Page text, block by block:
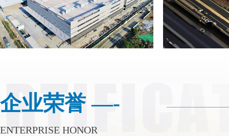
企业荣誉 —-
ENTERPRISE HONOR